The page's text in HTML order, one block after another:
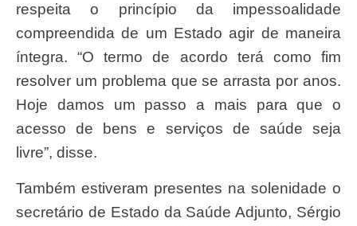
respeita o princípio da impessoalidade
compreendida de um Estado agir de maneira
íntegra. “O termo de acordo terá como fim
resolver um problema que se arrasta por anos.
Hoje damos um passo a mais para que o
acesso de bens e serviços de saúde seja
livre”, disse.
Também estiveram presentes na solenidade o
secretário de Estado da Saúde Adjunto, Sérgio